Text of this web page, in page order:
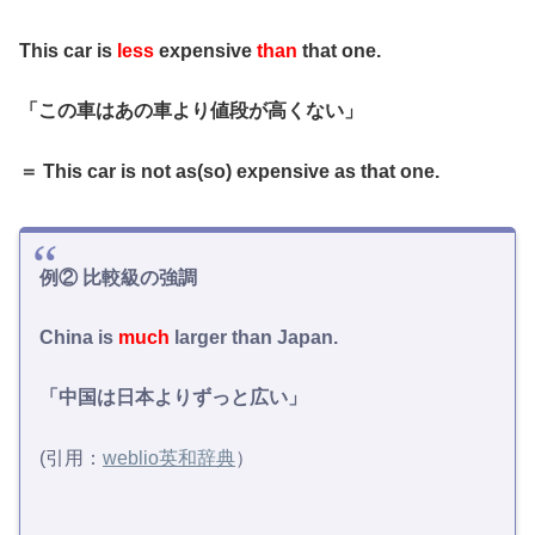
This car is less expensive than that one.
「この車はあの車より値段が高くない」
＝ This car is not as(so) expensive as that one.
例② 比較級の強調
China is much larger than Japan.
「中国は日本よりずっと広い」
(引用： weblio英和辞典）